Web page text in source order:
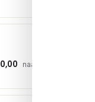
naar shop →